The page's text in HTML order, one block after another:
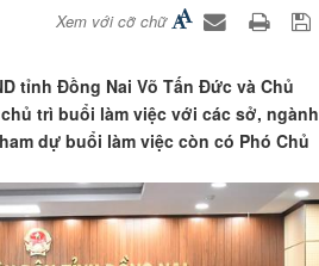
Xem với cỡ chữ
tỉnh Đồng Nai Võ Tấn Đức và Chủ
trì buổi làm việc với các sở, ngành
dự buổi làm việc còn có Phó Chủ